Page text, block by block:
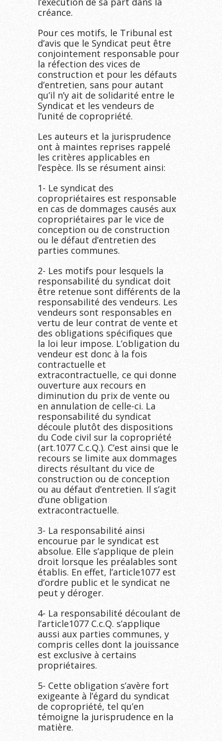
créance.
Pour ces motifs, le Tribunal est
d’avis que le Syndicat peut être
conjointement responsable pour
la réfection des vices de
construction et pour les défauts
d’entretien, sans pour autant
qu’il n’y ait de solidarité entre le
Syndicat et les vendeurs de
l’unité de copropriété.
Les auteurs et la jurisprudence
ont à maintes reprises rappelé
les critères applicables en
l’espèce. Ils se résument ainsi:
1- Le syndicat des
copropriétaires est responsable
en cas de dommages causés aux
copropriétaires par le vice de
conception ou de construction
ou le défaut d’entretien des
parties communes.
2- Les motifs pour lesquels la
responsabilité du syndicat doit
être retenue sont différents de la
responsabilité des vendeurs. Les
vendeurs sont responsables en
vertu de leur contrat de vente et
des obligations spécifiques que
la loi leur impose. L’obligation du
vendeur est donc à la fois
contractuelle et
extracontractuelle, ce qui donne
ouverture aux recours en
diminution du prix de vente ou
en annulation de celle-ci. La
responsabilité du syndicat
découle plutôt des dispositions
du Code civil sur la copropriété
(art.1077 C.c.Q.). C’est ainsi que le
recours se limite aux dommages
directs résultant du vice de
construction ou de conception
ou au défaut d’entretien. Il s’agit
d’une obligation
extracontractuelle.
3- La responsabilité ainsi
encourue par le syndicat est
absolue. Elle s’applique de plein
droit lorsque les préalables sont
établis. En effet, l’article1077 est
d’ordre public et le syndicat ne
peut y déroger.
4- La responsabilité découlant de
l’article1077 C.c.Q. s’applique
aussi aux parties communes, y
compris celles dont la jouissance
est exclusive à certains
propriétaires.
5- Cette obligation s’avère fort
exigeante à l’égard du syndicat
de copropriété, tel qu’en
témoigne la jurisprudence en la
matière.